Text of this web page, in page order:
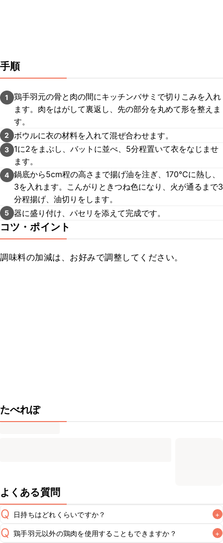
手順
1
鶏手羽元の骨と肉の間にキッチンバサミで切りこみを入れ
ます。肉をはがして裏返し、先の部分を丸めて形を整えま
す。
2 ボウルに衣の材料を入れて混ぜ合わせます。
3
1に2をまぶし、バットに並べ、5分程置いて衣をなじませ
ます。
4 鍋底から5cm程の高さまで揚げ油を注ぎ、170℃に熱し、
3を入れます。こんがりときつね色になり、火が通るまで3
分程揚げ、油切りをします。
5 器に盛り付け、パセリを添えて完成です。
コツ・ポイント
調味料の加減は、お好みで調整してください。
たべれぽ
よくある質問
Q 日持ちはどれくらいですか？ +
保存期間は冷蔵で翌日中が目安です。なるべくお早めにお召
Q 鶏手羽元以外の鶏肉を使用することもできますか？ +